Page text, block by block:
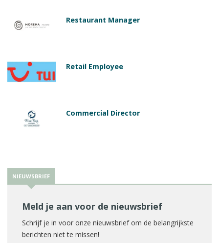
Restaurant Manager
Retail Employee
Commercial Director
NIEUWSBRIEF
Meld je aan voor de nieuwsbrief
Schrijf je in voor onze nieuwsbrief om de belangrijkste
berichten niet te missen!